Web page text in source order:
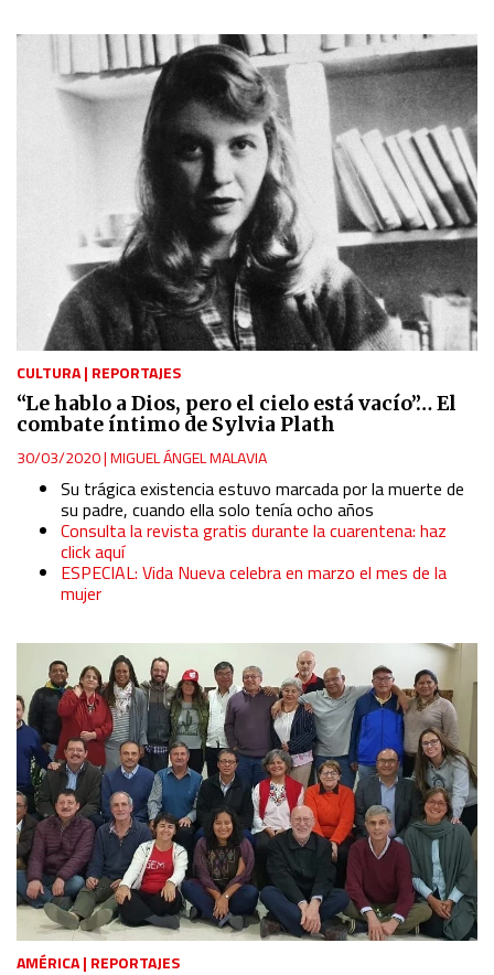
CULTURA| REPORTAJES
“Le hablo a Dios, pero el cielo está vacío”… El
combate íntimo de Sylvia Plath
30/03/2020|MIGUEL ÁNGEL MALAVIA
Su trágica existencia estuvo marcada por la muerte de
su padre, cuando ella solo tenía ocho años
Consulta la revista gratis durante la cuarentena: haz
click aquí
ESPECIAL: Vida Nueva celebra en marzo el mes de la
mujer
AMÉRICA| REPORTAJES